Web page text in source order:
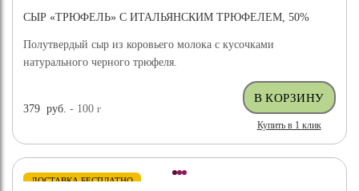
СЫР «ТРЮФЕЛЬ» С ИТАЛЬЯНСКИМ ТРЮФЕЛЕМ, 50%
Полутвердый сыр из коровьего молока с кусочками
натурального черного трюфеля.
379 руб. - 100г
Купить в 1 клик
ДОСТАВКА БЕСПЛАТНО